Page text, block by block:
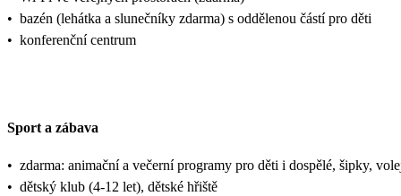
• bazén (lehátka a slunečníky zdarma) s oddělenou částí pro děti
• konferenční centrum
Sport a zábava
• zdarma: animační a večerní programy pro děti i dospělé, šipky,
• dětský klub (4-12 let), dětské hřiště